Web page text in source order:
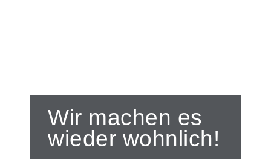
Wir machen es
wieder wohnlich!